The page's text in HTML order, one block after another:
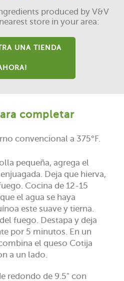
produced by V&V
store in your area:
UNA TIENDA
completar
convencional a 375°F.
pequeña, agrega el
Deja que hierva,
Cocina de 12-15
el agua se haya
este suave y tierna.
fuego. Destapa y deja
por 5 minutos. En un
el queso Cotija
a un lado.
redondo de 9.5" con